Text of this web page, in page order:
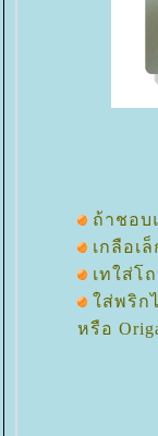
ถ้าชอบ
เกลือเ
เทใส่โ
ส่พริกไ
หรือ